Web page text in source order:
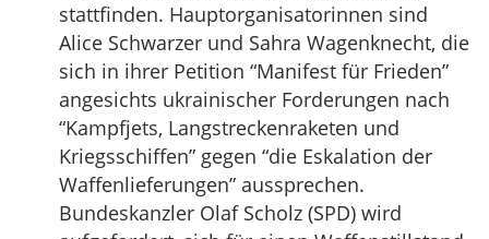
stattfinden. Hauptorganisatorinnen sind
Alice Schwarzer und Sahra Wagenknecht, die
sich in ihrer Petition “Manifest für Frieden”
angesichts ukrainischer Forderungen nach
“Kampfjets, Langstreckenraketen und
Kriegsschiffen” gegen “die Eskalation der
Waffenlieferungen” aussprechen.
Bundeskanzler Olaf Scholz (SPD) wird